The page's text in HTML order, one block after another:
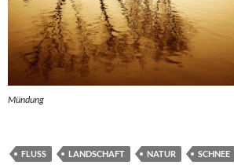
Mündung
FLUSS LANDSCHAFT NATUR SCHNEE